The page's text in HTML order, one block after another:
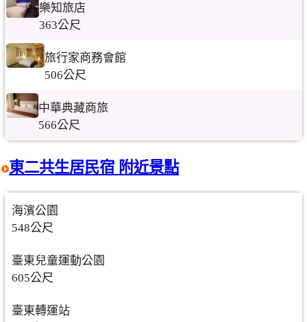
樂知旅店
363公尺
旅行家商務會館
506公尺
中華典藏商旅
566公尺
東二共生居民宿 附近景點
海濱公園
548公尺
臺東兒童運動公園
605公尺
臺東轉運站